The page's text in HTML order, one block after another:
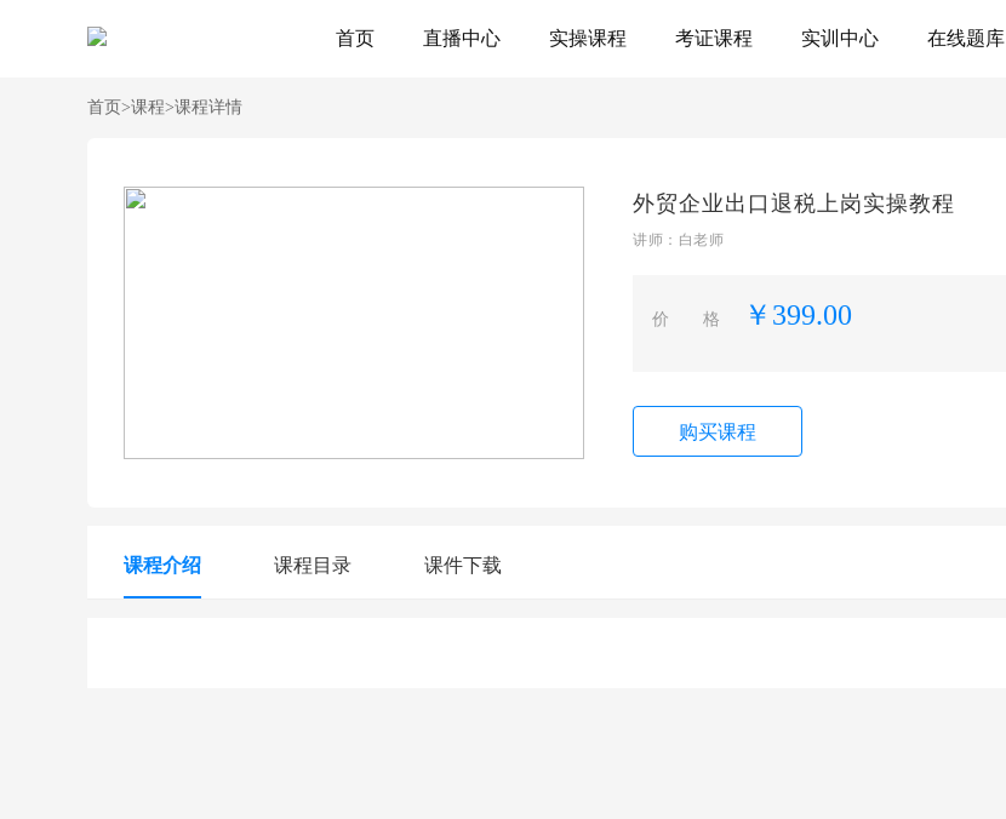
首页 直播中心 实操课程 考证课程 实训中心 在线题库
首页 >课程>课程详情
外贸企业出口退税上岗实操教程
讲师：白老师
价 格 ￥399.00
购买课程
课程介绍 课程目录 课件下载